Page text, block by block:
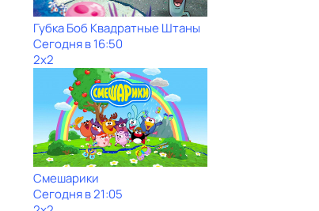
Губка Боб Квадратные Штаны
Сегодня в 16:50
2x2
Смешарики
Сегодня в 21:05